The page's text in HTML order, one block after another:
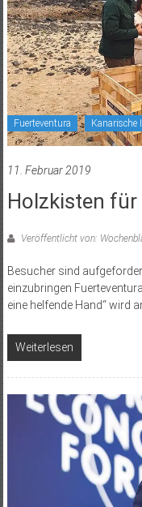
Fuerteventura Kanarische
11. Februar 2019
Holzkisten
Veröffentlicht von:
Besucher sind
einzubringen
eine helfende Hand“ wird
Weiterlesen